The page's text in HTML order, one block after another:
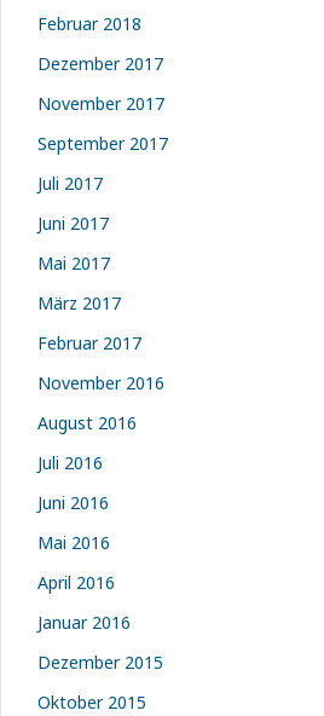
Februar 2018
Dezember 2017
November 2017
September 2017
Juli 2017
Juni 2017
Mai 2017
März 2017
Februar 2017
November 2016
August 2016
Juli 2016
Juni 2016
Mai 2016
April 2016
Januar 2016
Dezember 2015
Oktober 2015